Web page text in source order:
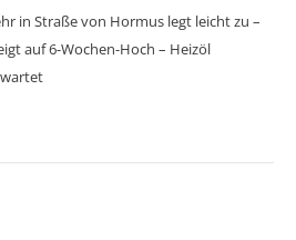
in Straße von Hormus legt leicht zu –
auf 6-Wochen-Hoch – Heizöl